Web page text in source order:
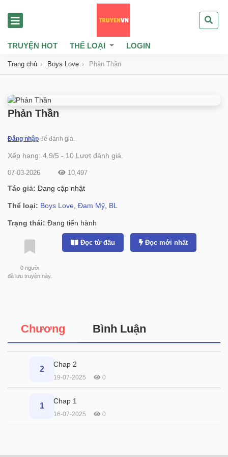
TRUYỆN HOT THỂ LOẠI LOGIN
Trang chủ Boys Love Phản Thần
Phản Thần
Đăng nhập để đánh giá.
Xếp hạng: 4.9/5 - 10 Lượt đánh giá.
07-03-2026 10,497
Tác giả: Đang cập nhật
Thể loại: Boys Love Đam Mỹ BL
Trạng thái: Đang tiến hành
0 người
đã lưu truyện này.
Đọc từ đầu Đọc mới nhất
Chương Bình Luận
2
Chap 2
19-07-2025 0
1
Chap 1
16-07-2025 0